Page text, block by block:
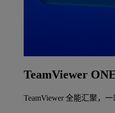
TeamViewer
TeamViewer 全能汇聚，